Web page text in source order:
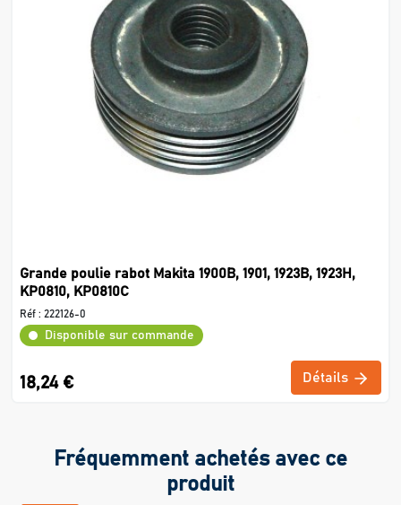
Grande poulie rabot Makita 1900B, 1901, 1923B, 1923H,
KP0810, KP0810C
Réf : 222126-0
Disponible sur commande
18,24 € Détails
Fréquemment achetés avec ce
produit